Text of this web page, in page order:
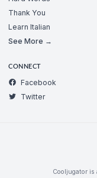
Thank You
Learn Italian
See More →
CONNECT
Facebook
Twitter
Cooljugator is